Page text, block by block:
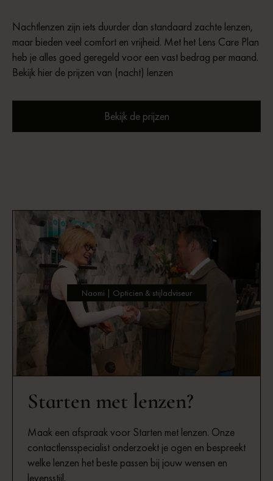
Nachtlenzen zijn iets duurder dan standaard zachte lenzen,
maar bieden veel comfort en vrijheid. Met het Lens Care Plan
heb je alles goed geregeld voor een vast bedrag per maand.
Bekijk hier de prijzen van (nacht) lenzen
Bekijk de prijzen
Starten met lenzen?
Maak een afspraak voor Starten met lenzen. Onze
contactlensspecialist onderzoekt je ogen en bespreekt
welke lenzen het beste passen bij jouw wensen en
levensstijl.
Naomi | Opticien & stijladviseur